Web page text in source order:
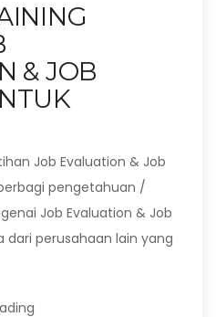
& JOB
Job Evaluation & Job
pengetahuan /
Job Evaluation & Job
dari perusahaan lain yang